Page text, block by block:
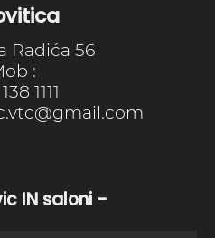
Radića 56
:
1111
IN saloni -